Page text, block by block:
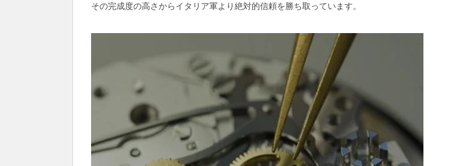
その完成度の高さからイタリア軍より絶対的信頼を勝ち取っています。